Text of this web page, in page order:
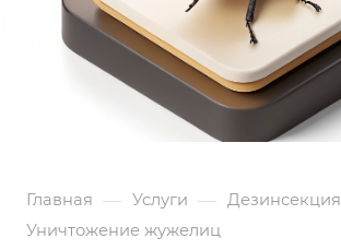
Главная — Услуги — Дезинсекция
Уничтожение жужелиц